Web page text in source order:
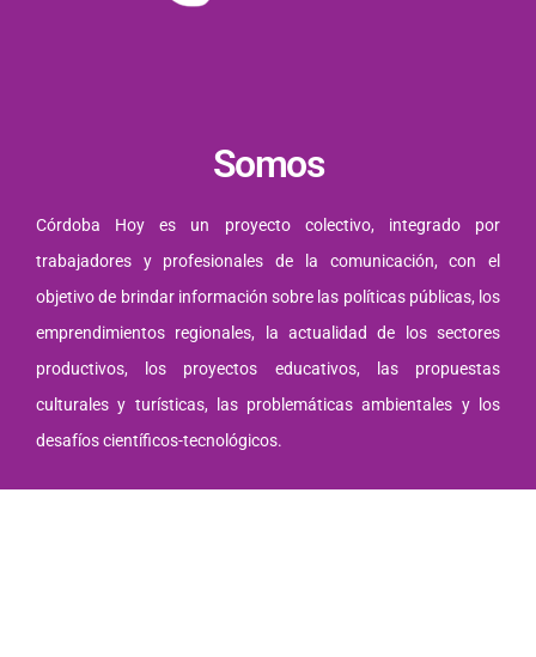
Somos
Córdoba Hoy es un proyecto colectivo, integrado por
trabajadores y profesionales de la comunicación, con el
objetivo de brindar información sobre las políticas públicas, los
emprendimientos regionales, la actualidad de los sectores
productivos, los proyectos educativos, las propuestas
culturales y turísticas, las problemáticas ambientales y los
desafíos científicos-tecnológicos.